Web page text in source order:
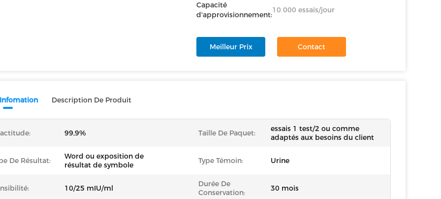
Capacité
d'approvisionnement:
10 000 essais/jour
Meilleur Prix Contact
Description De Produit
99,9% Taille De Paquet:
essais 1 test/2 ou comme
adaptés aux besoins du client
De Résultat:
Word ou exposition de
résultat de symbole
Type Témoin: Urine
10/25 mIU/ml
Durée De
Conservation:
30 mois